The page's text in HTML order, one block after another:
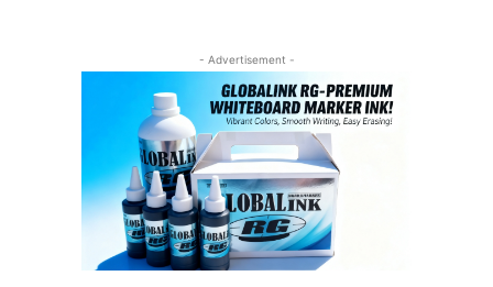
- Advertisement -